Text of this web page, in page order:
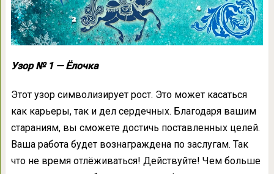
Узор № 1 — Ёлочка
Этот узор символизирует рост. Это может касаться
как карьеры, так и дел сердечных. Благодаря вашим
стараниям, вы сможете достичь поставленных целей.
Ваша работа будет вознаграждена по заслугам. Так
что не время отлёживаться! Действуйте! Чем больше